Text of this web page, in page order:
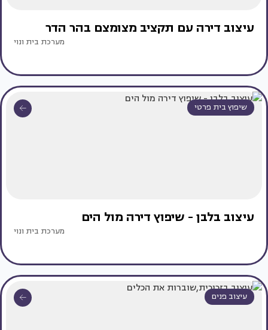
עיצוב דירה עם תקציב מצומצם בהר הדר
מערכת בית ונוי
שיפוץ בית פרטי
עיצוב בלבן - שיפוץ דירה מול הים
מערכת בית ונוי
עיצוב פנים